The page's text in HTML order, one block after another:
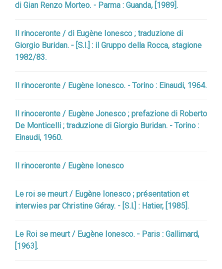
di Gian Renzo Morteo. - Parma : Guanda, [1989].
Il rinoceronte / di Eugène Ionesco ; traduzione di
Giorgio Buridan. - [S.l.] : il Gruppo della Rocca, stagione
1982/83.
Il rinoceronte / Eugène Ionesco. - Torino : Einaudi, 1964.
Il rinoceronte / Eugène Jonesco ; prefazione di Roberto
De Monticelli ; traduzione di Giorgio Buridan. - Torino :
Einaudi, 1960.
Il rinoceronte / Eugène Ionesco
Le roi se meurt / Eugène Ionesco ; présentation et
interwies par Christine Géray. - [S.l.] : Hatier, [1985].
Le Roi se meurt / Eugène Ionesco. - Paris : Gallimard,
[1963].